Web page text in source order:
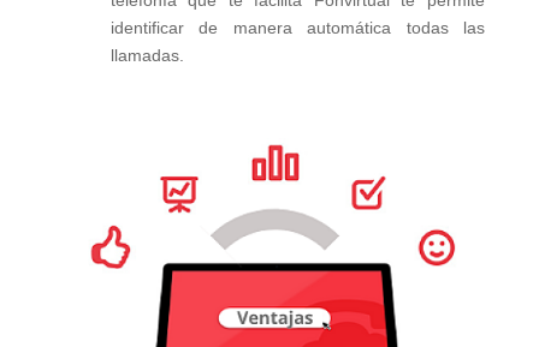
identificar de manera automática todas las
llamadas.